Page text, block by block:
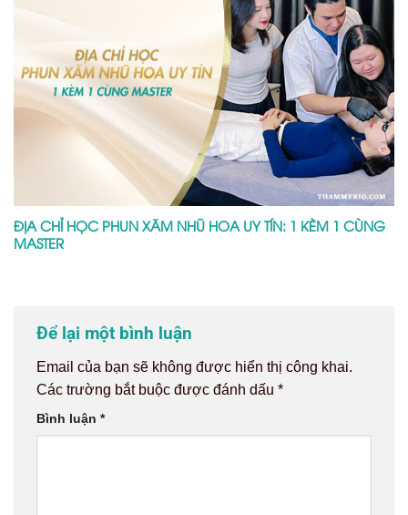
ĐỊA CHỈ HỌC PHUN XĂM NHŨ HOA UY TÍN: 1 KÈM 1 CÙNG
MASTER
Để lại một bình luận
Email của bạn sẽ không được hiển thị công khai.
Các trường bắt buộc được đánh dấu *
Bình luận *